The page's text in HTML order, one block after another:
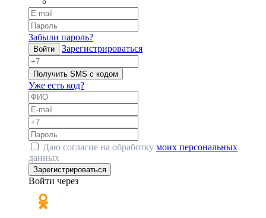
Забыли пароль?
Войти Зарегистрироваться
Получить SMS с кодом
Уже есть код?
Даю согласие на обработку моих персональных
данных
Зарегистрироваться
Войти через